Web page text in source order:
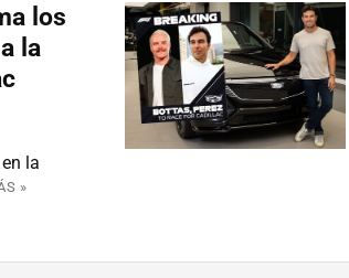
los
la
la
»